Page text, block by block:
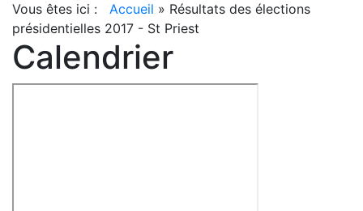
Vous êtes ici : Accueil » Résultats des élections
présidentielles 2017 - St Priest
Calendrier